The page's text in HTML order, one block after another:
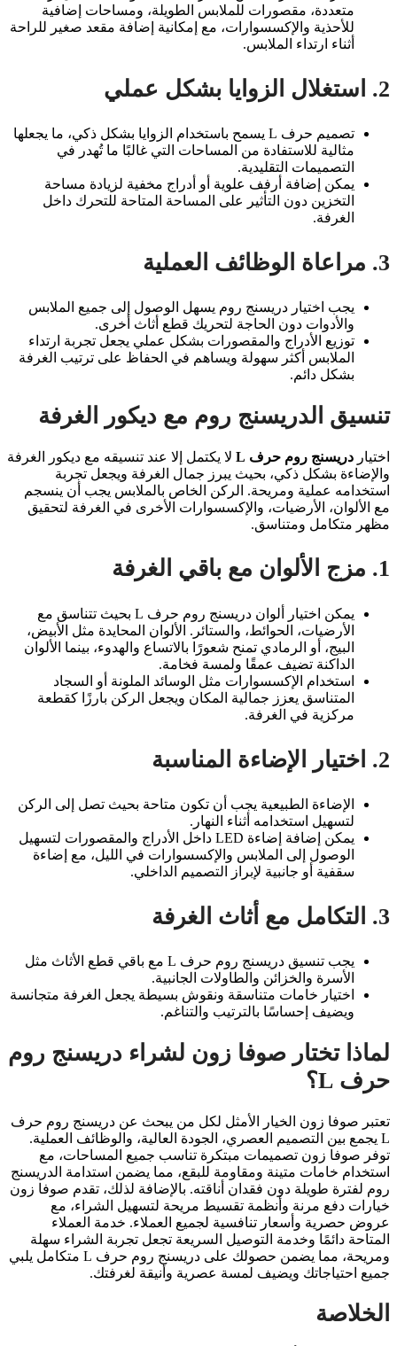
متعددة، مقصورات للملابس الطويلة، ومساحات إضافية
للأحذية والإكسسوارات، مع إمكانية إضافة مقعد صغير للراحة
أثناء ارتداء الملابس.
2. استغلال الزوايا بشكل عملي
تصميم حرف L يسمح باستخدام الزوايا بشكل ذكي، ما يجعلها
مثالية للاستفادة من المساحات التي غالبًا ما تُهدر في
التصميمات التقليدية.
يمكن إضافة أرفف علوية أو أدراج مخفية لزيادة مساحة
التخزين دون التأثير على المساحة المتاحة للتحرك داخل
الغرفة.
3. مراعاة الوظائف العملية
يجب اختيار دريسنج روم يسهل الوصول إلى جميع الملابس
والأدوات دون الحاجة لتحريك قطع أثاث أخرى.
توزيع الأدراج والمقصورات بشكل عملي يجعل تجربة ارتداء
الملابس أكثر سهولة ويساهم في الحفاظ على ترتيب الغرفة
بشكل دائم.
تنسيق الدريسنج روم مع ديكور الغرفة
اختيار دريسنج روم حرف L
لا يكتمل إلا عند تنسيقه مع ديكور الغرفة
والإضاءة بشكل ذكي، بحيث يبرز جمال الغرفة ويجعل تجربة
استخدامه عملية ومريحة. الركن الخاص بالملابس يجب أن ينسجم
مع الألوان، الأرضيات، والإكسسوارات الأخرى في الغرفة لتحقيق
مظهر متكامل ومتناسق.
1. مزج الألوان مع باقي الغرفة
يمكن اختيار ألوان دريسنج روم حرف L بحيث تتناسق مع
الأرضيات، الحوائط، والستائر. الألوان المحايدة مثل الأبيض،
البيج، أو الرمادي تمنح شعورًا بالاتساع والهدوء، بينما الألوان
الداكنة تضيف عمقًا ولمسة فخامة.
استخدام الإكسسوارات مثل الوسائد الملونة أو السجاد
المتناسق يعزز جمالية المكان ويجعل الركن بارزًا كقطعة
مركزية في الغرفة.
2. اختيار الإضاءة المناسبة
الإضاءة الطبيعية يجب أن تكون متاحة بحيث تصل إلى الركن
لتسهيل استخدامه أثناء النهار.
يمكن إضافة إضاءة LED داخل الأدراج والمقصورات لتسهيل
الوصول إلى الملابس والإكسسوارات في الليل، مع إضاءة
سقفية أو جانبية لإبراز التصميم الداخلي.
3. التكامل مع أثاث الغرفة
يجب تنسيق دريسنج روم حرف L مع باقي قطع الأثاث مثل
الأسرة والخزائن والطاولات الجانبية.
اختيار خامات متناسقة ونقوش بسيطة يجعل الغرفة متجانسة
ويضيف إحساسًا بالترتيب والتناغم.
لماذا تختار صوفا زون لشراء دريسنج روم
حرف L؟
تعتبر صوفا زون الخيار الأمثل لكل من يبحث عن دريسنج روم حرف
L يجمع بين التصميم العصري، الجودة العالية، والوظائف العملية.
توفر صوفا زون تصميمات مبتكرة تناسب جميع المساحات، مع
استخدام خامات متينة ومقاومة للبقع، مما يضمن استدامة الدريسنج
روم لفترة طويلة دون فقدان أناقته. بالإضافة لذلك، تقدم صوفا زون
خيارات دفع مرنة وأنظمة تقسيط مريحة لتسهيل الشراء، مع
عروض حصرية وأسعار تنافسية لجميع العملاء. خدمة العملاء
المتاحة دائمًا وخدمة التوصيل السريعة تجعل تجربة الشراء سهلة
ومريحة، مما يضمن حصولك على دريسنج روم حرف L متكامل يلبي
جميع احتياجاتك ويضيف لمسة عصرية وأنيقة لغرفتك.
الخلاصة